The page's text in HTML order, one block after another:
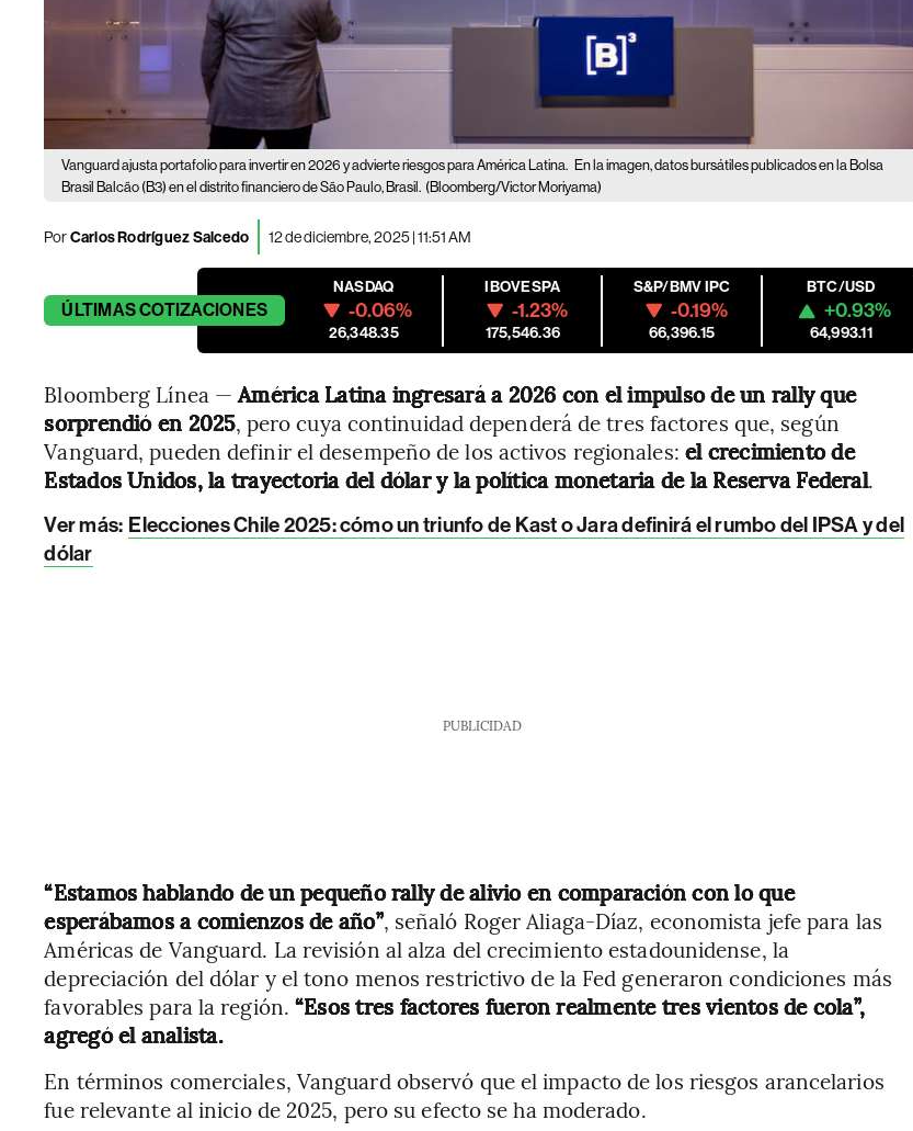
Vanguard ajusta portafolio para invertir en 2026 y advierte riesgos para América Latina. En la imagen, datos bursátiles publicados en la Bolsa
Brasil Balcão (B3) en el distrito financiero de São Paulo, Brasil. (Bloomberg/Victor Moriyama)
PorCarlos Rodríguez Salcedo 12 de diciembre, 2025 | 11:51 AM
ÚLTIMASCOTIZACIONES
NASDAQ
-0.06%
26,348.35
IBOVESPA
-1.23%
175,546.36
S&P/BMV IPC
-0.19%
66,396.15
BTC/USD
+0.93%
64,993.11
Bloomberg Línea —América Latina ingresará a 2026 con el impulso de un rally que
sorprendió en 2025, pero cuya continuidad dependerá de tres factores que, según
Vanguard, pueden definir el desempeño de los activos regionales: el crecimiento de
Estados Unidos, la trayectoria del dólar y la política monetaria de la Reserva Federal.
Ver más: Elecciones Chile 2025: cómo un triunfo de Kast o Jara definirá el rumbo del IPSA y del
dólar
PUBLICIDAD
“Estamos hablando de un pequeño rally de alivio en comparación con lo que
esperábamos a comienzos de año”, señaló Roger Aliaga-Díaz, economista jefe para las
Américas de Vanguard. La revisión al alza del crecimiento estadounidense, la
depreciación del dólar y el tono menos restrictivo de la Fed generaron condiciones más
favorables para la región.“Esos tres factores fueron realmente tres vientos de cola”,
agregó el analista.
En términos comerciales, Vanguard observó que el impacto de los riesgos arancelarios
fue relevante al inicio de 2025, pero su efecto se ha moderado.